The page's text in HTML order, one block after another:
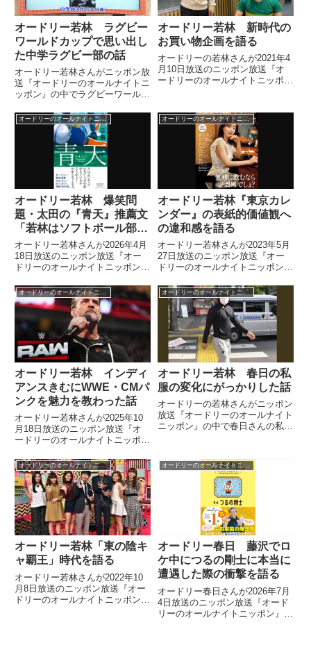
オードリー若林 ラグビー
ワールドカップで思い出し
た中学ラグビー部の話
オードリー若林さんがニッポン放
送『オードリーのオールナイトニ
ッポン』の中でラグビーワールド
がら思い出した、自身の日大二中
ラグビー部時代の思い出を話して
いました。（若林正恭）ラグビー
のワールドカップ、始まりまし
オードリー若林 新時代の
お買い物企画を語る
オードリーの若林さんが2021年4
月10日放送のニッポン放送『オ
ードリーのオールナイトニッポ
「正直に思ったことを言っていい
し、全商品、買いたくなければ買
わなくてよい」と言われた中でど
のように振る舞ったのかを話して
いました。
オードリーのオールナイトニッポン
オードリー若林 爆笑問
題・太田の『青天』推薦文
「若林はソフトボール部女
子」を語る
オードリー若林さんが2026年4月
18日放送のニッポン放送『オー
ドリーのオールナイトニッポン』
太田さんが推薦文を書いてくれた
喜びについてトーク。締めの「で
も若林ってソフトボール部の女子
だよね？」について春日さんと話
していました。
オードリーのオールナイトニッポン
オードリー若林『東京カレ
ンダー』の表紙的価値観へ
の違和感を語る
オードリー若林さんが2023年5月
27日放送のニッポン放送『オー
ドリーのオールナイトニッポン』
表紙的な価値観に感じる違和感に
ついて、話をしていました。
オードリー若林 インディ
アンスきむにWWE・CMパ
ンクを魅力を教わった話
オードリー若林さんが2025年10
月18日放送のニッポン放送『オ
ードリーのオールナイトニッポ
『WWE SuperShow Japan』を見
た話を紹介。WWEに詳しいイン
ディアンス（現ちょんまげラーメ
ン）のきむさんにWWE・CMパ
ンク選手の魅力を教わった話を紹
介していました。
オードリーのオールナイトニッポン
オードリー若林 春日の私
服の変化にがっかりした話
オードリーの若林さんがニッポン
放送『オードリーのオールナイト
ニッポン』の中で春日さんの私服
っかりした話をしていました。
（若林正恭）俺ね、春日がいない
間に「言えなかった話ってあるか
オードリーのオールナイトニッポン
オードリー若林「東の陰キ
ャ覇王」時代を語る
オードリー若林さんが2022年10
月8日放送のニッポン放送『オー
ドリーのオールナイトニッポン』
オードリー春日 藤沢でロ
ケ中につるの剛士に本当に
遭遇した際の衝撃を語る
オードリー春日さんが2026年7月
4日放送のニッポン放送『オード
リーのオールナイトニッポン』の